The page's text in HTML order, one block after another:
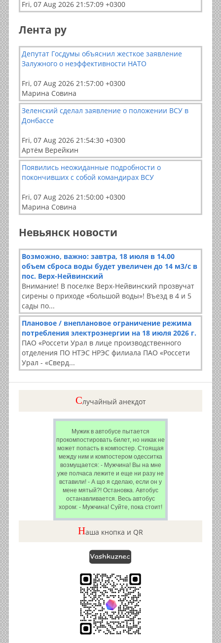
Fri, 07 Aug 2026 21:57:09 +0300
Лента ру
Депутат Госдумы объяснил жесткое заявление
Залужного о неэффективности НАТО
Fri, 07 Aug 2026 21:57:00 +0300
Марина Совина
Зеленский сделал заявление о положении ВСУ в
Донбассе
Fri, 07 Aug 2026 21:54:30 +0300
Артём Верейкин
Появились неожиданные подробности о
покончивших с собой командирах ВСУ
Fri, 07 Aug 2026 21:50:00 +0300
Марина Совина
Невьянск новости
Возможно, важно: завтра, 18 июля в 14.00
объем сброса воды будет увеличен до 14 м3/с в
пос. Верх-Нейвинский
Внимание! В поселке Верх-Нейвинский прозвучат
сирены о приходе «большой воды»! Въезд в 4 и 5
сады по...
Плановое / внеплановое ограничение режима
потребления электроэнергии на 18 июля 2026 г.
ПАО «Россети Урал в лице производственного
отделения ПО НТЭС НРЭС филиала ПАО «Россети
Урал - «Сверд...
Cлучайный анекдот
Мужик в автобусе пытается
прокомпостировать билет, но никак не
может попасть в компостер. Стоящая
между ним и компостером одесситка
возмущается: - Мужчина! Вы на мне
уже полчаса лежите и еще ни разу не
вставили! - А що я сделаю, если он у
мене мятый?! Остановка. Автобус
останавливается. Весь автобус
хором: - Мужчина! Суйте, пока стоит!
Наша кнопка и QR